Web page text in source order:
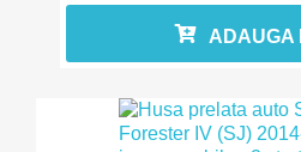
ADAUGA